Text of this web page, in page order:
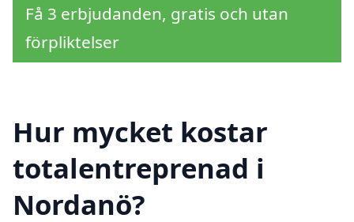
Få 3 erbjudanden, gratis och utan
förpliktelser
Hur mycket kostar
totalentreprenad i
Nordanö?